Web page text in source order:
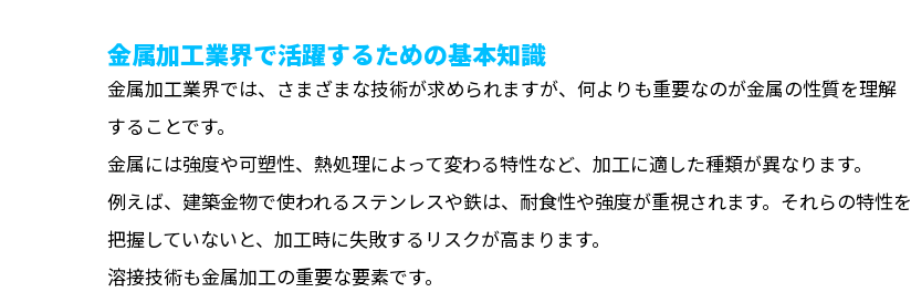
金属加工業界で活躍するための基本知識
金属加工業界では、さまざまな技術が求められますが、何よりも重要なのが金属の性質を理解
することです。
金属には強度や可塑性、熱処理によって変わる特性など、加工に適した種類が異なります。
例えば、建築金物で使われるステンレスや鉄は、耐食性や強度が重視されます。それらの特性を
把握していないと、加工時に失敗するリスクが高まります。
溶接技術も金属加工の重要な要素です。